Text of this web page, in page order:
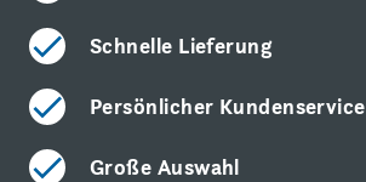
Schnelle Lieferung
Persönlicher Kundenservice
Große Auswahl